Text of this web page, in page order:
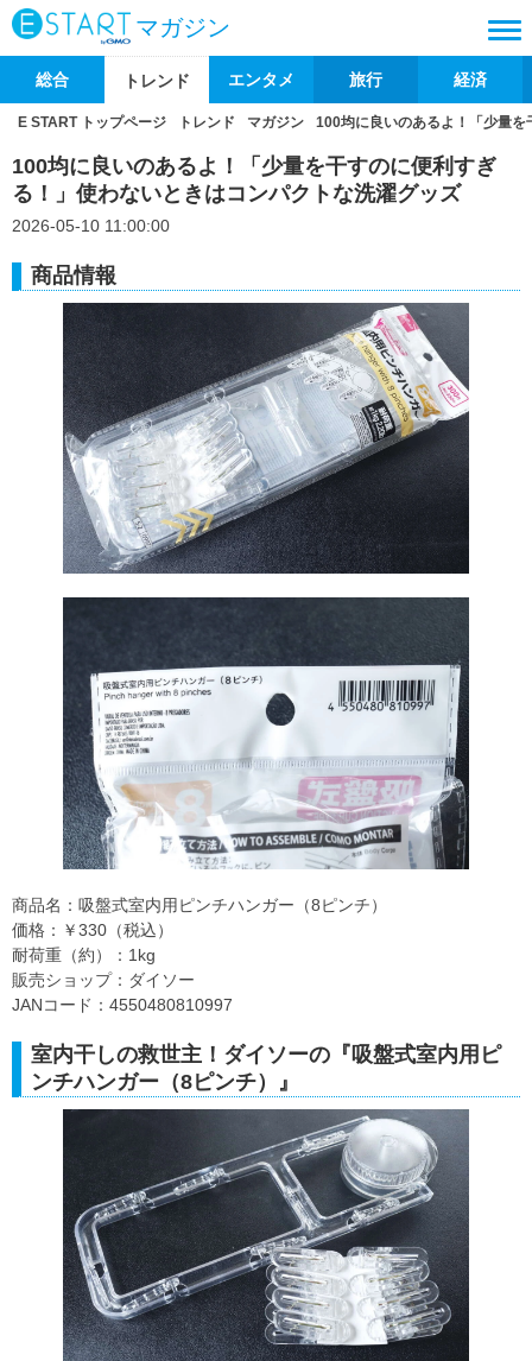
マガジン
総合 トレンド エンタメ 旅行 経済
E START トップページ トレンド マガジン 100均に良いのあるよ！「少量
100均に良いのあるよ！「少量を干すのに便利すぎ
る！」使わないときはコンパクトな洗濯グッズ
2026-05-10 11:00:00
商品情報
商品名：吸盤式室内用ピンチハンガー（8ピンチ）
価格：￥330（税込）
耐荷重（約）：1kg
販売ショップ：ダイソー
JANコード：4550480810997
室内干しの救世主！ダイソーの『吸盤式室内用ピ
ンチハンガー（8ピンチ）』